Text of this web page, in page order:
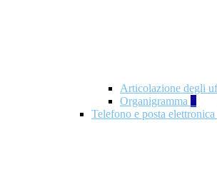
Articolazione degli
Organigramma 1
Telefono e posta elettronica